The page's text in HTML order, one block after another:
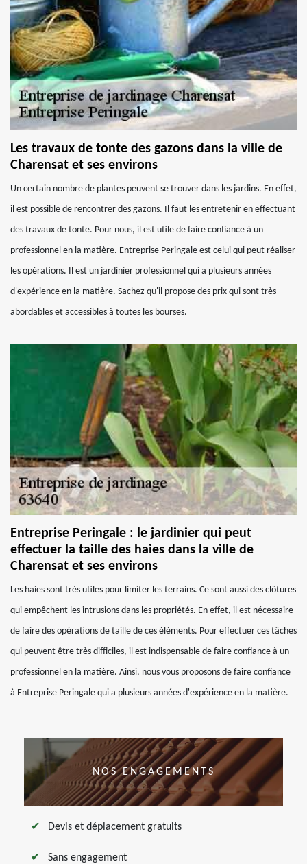
Les travaux de tonte des gazons dans la ville de
Charensat et ses environs
Un certain nombre de plantes peuvent se trouver dans les jardins. En effet,
il est possible de rencontrer des gazons. Il faut les entretenir en effectuant
des travaux de tonte. Pour nous, il est utile de faire confiance à un
professionnel en la matière. Entreprise Peringale est celui qui peut réaliser
les opérations. Il est un jardinier professionnel qui a plusieurs années
d'expérience en la matière. Sachez qu'il propose des prix qui sont très
abordables et accessibles à toutes les bourses.
Entreprise Peringale : le jardinier qui peut
effectuer la taille des haies dans la ville de
Charensat et ses environs
Les haies sont très utiles pour limiter les terrains. Ce sont aussi des clôtures
qui empêchent les intrusions dans les propriétés. En effet, il est nécessaire
de faire des opérations de taille de ces éléments. Pour effectuer ces tâches
qui peuvent être très difficiles, il est indispensable de faire confiance à un
professionnel en la matière. Ainsi, nous vous proposons de faire confiance
à Entreprise Peringale qui a plusieurs années d'expérience en la matière.
NOS ENGAGEMENTS
Devis et déplacement gratuits
Sans engagement